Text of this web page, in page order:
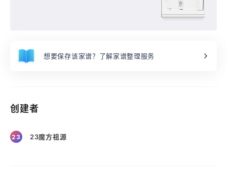
想要保存该家谱？了解家谱整理服务
创建者
23 23魔方祖源